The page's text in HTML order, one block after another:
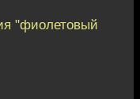
"фиолетовый